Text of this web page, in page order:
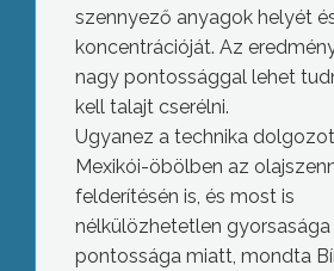
szennyező anyagok helyét
koncentrációját. Az
nagy pontossággal lehet
kell talajt cserélni.
Ugyanez a technika
Mexikói-öbölben az
felderítésén is, és most is
nélkülözhetetlen gyorsasága
pontossága miatt, mondta